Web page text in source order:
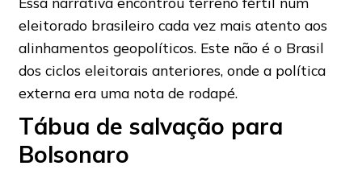
eleitorado brasileiro cada vez mais atento aos
alinhamentos geopolíticos. Este não é o Brasil
dos ciclos eleitorais anteriores, onde a política
externa era uma nota de rodapé.
Tábua de salvação para
Bolsonaro